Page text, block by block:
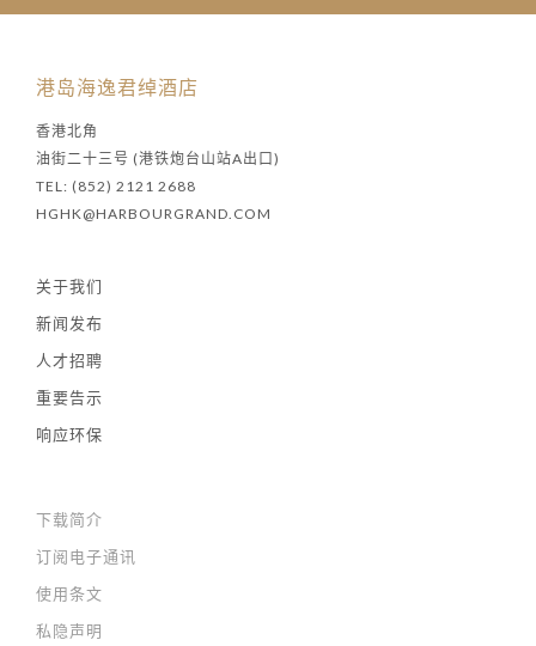
港岛海逸君绰酒店
香港北角
油街二十三号 (港铁炮台山站A出口)
TEL: (852) 2121 2688
HGHK@HARBOURGRAND.COM
关于我们
新闻发布
人才招聘
重要告示
响应环保
下载简介
订阅电子通讯
使用条文
私隐声明